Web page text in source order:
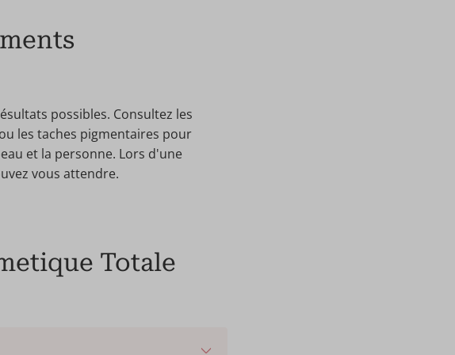
possibles. Consultez les
les taches pigmentaires pour
et la personne. Lors d'une
vous attendre.
Totale